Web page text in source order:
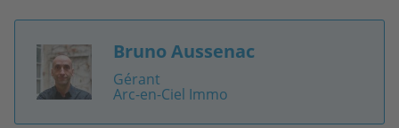
Image Bruno Aussenac
Gérant
Arc-en-Ciel Immo